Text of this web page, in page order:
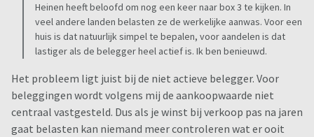
Heinen heeft beloofd om nog een keer naar box 3 te kijken. In
veel andere landen belasten ze de werkelijke aanwas. Voor een
huis is dat natuurlijk simpel te bepalen, voor aandelen is dat
lastiger als de belegger heel actief is. Ik ben benieuwd.
Het probleem ligt juist bij de niet actieve belegger. Voor
beleggingen wordt volgens mij de aankoopwaarde niet
centraal vastgesteld. Dus als je winst bij verkoop pas na jaren
gaat belasten kan niemand meer controleren wat er ooit